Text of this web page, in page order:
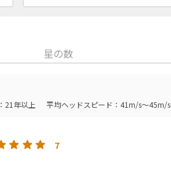
星の数
21年以上 平均ヘッドスピード：41m/s～45m/s
7